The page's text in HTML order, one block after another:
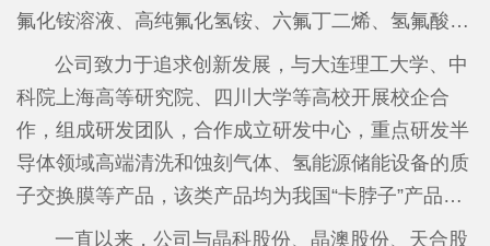
氟化铵溶液、高纯氟化氢铵、六氟丁二烯、氢氟酸吡
啶等。2025年全年产值达7亿元、税收1500万元。
公
司先后荣获国家级高新技术企业、工信部“专精特
新”小巨人企业、福建省企业技术中心、福建省知识
产权优势企业、福建省绿色工厂、南平市和建阳区重
点纳税企业、南平市和建阳区创新发展优势企业等荣
公司致力于追求创新发展，与大连理工大学、中
科院上海高等研究院、四川大学等高校开展校企合
作，组成研发团队，合作成立研发中心，重点研发半
导体领域高端清洗和蚀刻气体、氢能源储能设备的质
子交换膜等产品，该类产品均为我国“卡脖子”产品。
在建阳经济开发区精细化工园内投资建设含氟精细化
一直以来，公司与晶科股份、晶澳股份、天合股